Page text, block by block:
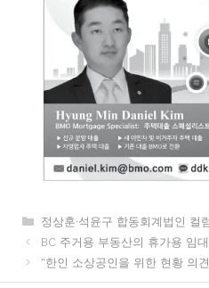
카
테
리
정상훈·석윤구 합동회계법인 컬
BC 주거용 부동산의 휴가용 임
“한인 소상공인을 위한 현황 의